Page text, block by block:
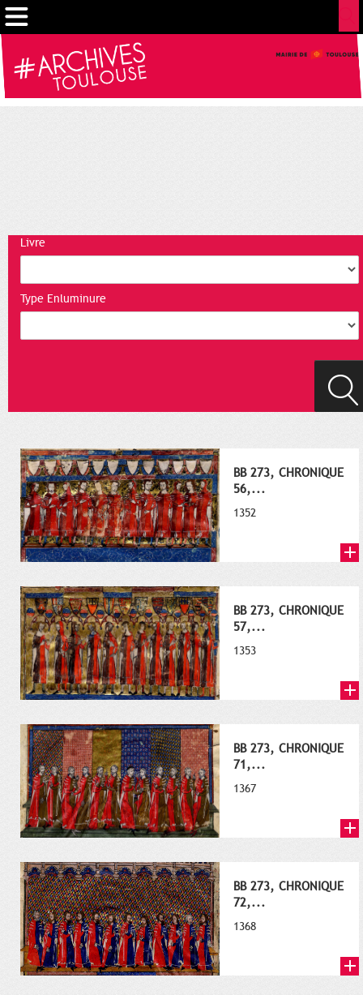
Livre
Type Enluminure
BB 273, CHRONIQUE
56,...
1352
BB 273, CHRONIQUE
57,...
1353
BB 273, CHRONIQUE
71,...
1367
BB 273, CHRONIQUE
72,...
1368
Cookies management panel